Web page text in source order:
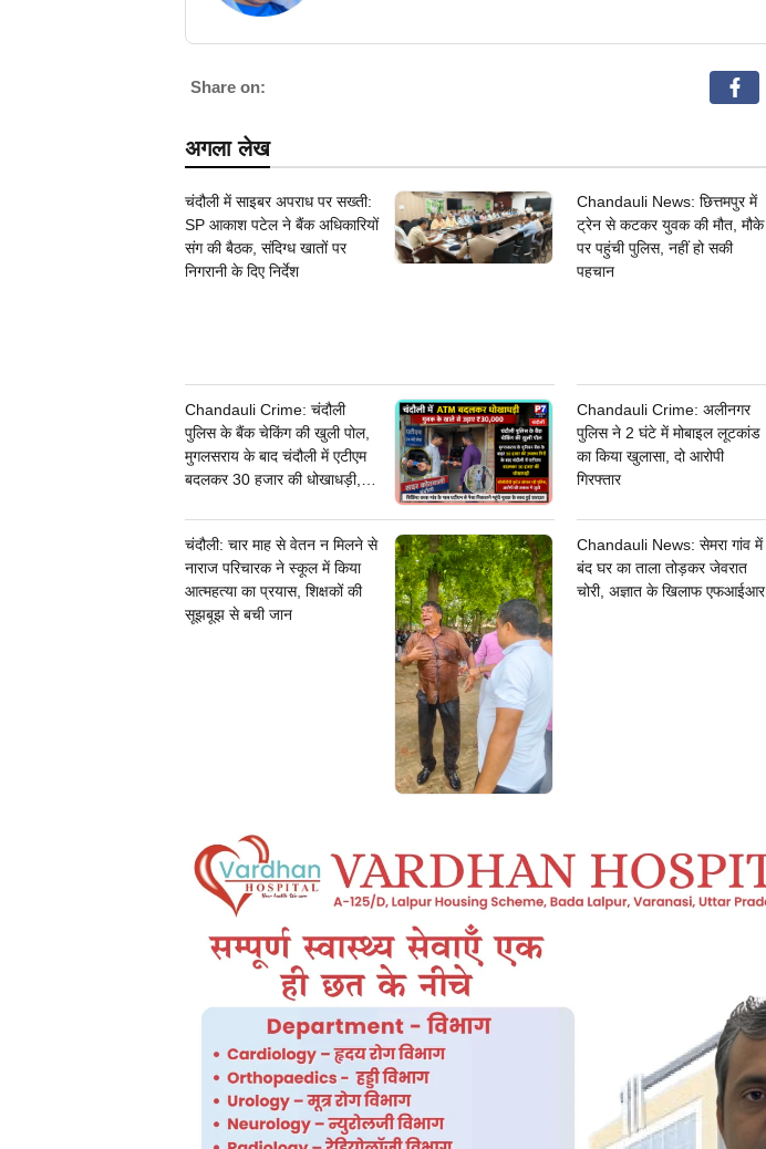
Share on:
अगला लेख
चंदौली में साइबर अपराध पर सख्ती:
SP आकाश पटेल ने बैंक अधिकारियों
संग की बैठक, संदिग्ध खातों पर
निगरानी के दिए निर्देश
Chandauli News: छित्तमपुर में
ट्रेन से कटकर युवक की मौत, मौके
पर पहुंची पुलिस, नहीं हो सकी
पहचान
Chandauli Crime: चंदौली
पुलिस के बैंक चेकिंग की खुली पोल,
मुगलसराय के बाद चंदौली में एटीएम
बदलकर 30 हजार की धोखाधड़ी,
Chandauli Crime: अलीनगर
पुलिस ने 2 घंटे में मोबाइल लूटकांड
का किया खुलासा, दो आरोपी
गिरफ्तार
चंदौली: चार माह से वेतन न मिलने से
नाराज परिचारक ने स्कूल में किया
आत्महत्या का प्रयास, शिक्षकों की
सूझबूझ से बची जान
Chandauli News: सेमरा गांव में
बंद घर का ताला तोड़कर जेवरात
चोरी, अज्ञात के खिलाफ एफआईआर